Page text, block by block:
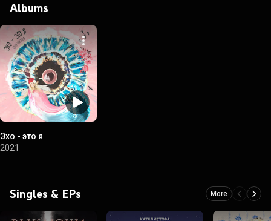
Albums
Эхо - это я
2021
Singles & EPs More